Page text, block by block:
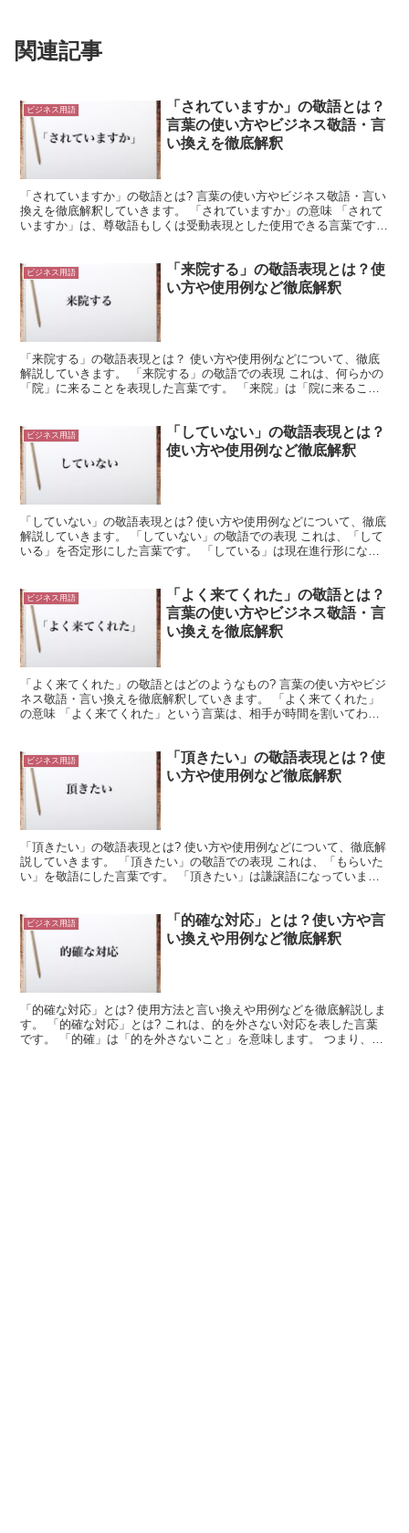
関連記事
ビジネス用語
「されていますか」の敬語とは？
言葉の使い方やビジネス敬語・言
い換えを徹底解釈
「されていますか」の敬語とは? 言葉の使い方やビジネス敬語・言い
換えを徹底解釈していきます。 「されていますか」の意味 「されて
いますか」は、尊敬語もしくは受動表現とした使用できる言葉です。
ビジネス用語
「来院する」の敬語表現とは？使
い方や使用例など徹底解釈
「来院する」の敬語表現とは？ 使い方や使用例などについて、徹底
解説していきます。 「来院する」の敬語での表現 これは、何らかの
「院」に来ることを表現した言葉です。 「来院」は「院に来るこ
ビジネス用語
「していない」の敬語表現とは？
使い方や使用例など徹底解釈
「していない」の敬語表現とは? 使い方や使用例などについて、徹底
解説していきます。 「していない」の敬語での表現 これは、「して
いる」を否定形にした言葉です。 「している」は現在進行形になり
ビジネス用語
「よく来てくれた」の敬語とは？
言葉の使い方やビジネス敬語・言
い換えを徹底解釈
「よく来てくれた」の敬語とはどのようなもの? 言葉の使い方やビジ
ネス敬語・言い換えを徹底解釈していきます。 「よく来てくれた」
の意味 「よく来てくれた」という言葉は、相手が時間を割いてわざ
ビジネス用語
「頂きたい」の敬語表現とは？使
い方や使用例など徹底解釈
「頂きたい」の敬語表現とは? 使い方や使用例などについて、徹底解
説していきます。 「頂きたい」の敬語での表現 これは、「もらいた
い」を敬語にした言葉です。 「頂きたい」は謙譲語になっていま
ビジネス用語
「的確な対応」とは？使い方や言
い換えや用例など徹底解釈
「的確な対応」とは? 使用方法と言い換えや用例などを徹底解説しま
す。 「的確な対応」とは? これは、的を外さない対応を表した言葉
です。 「的確」は「的を外さないこと」を意味します。 つまり、適